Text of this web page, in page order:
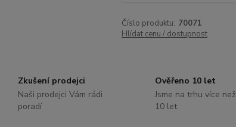
Číslo produktu: 70071
Hlídat cenu / dostupnost
Zkušení prodejci
Naši prodejci Vám rádi
poradí
Ověřeno 10 let
Jsme na trhu více než
10 let